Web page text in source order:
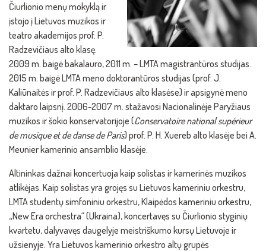
Čiurlionio menų mokyklą ir
įstojo į Lietuvos muzikos ir
teatro akademijos prof. P.
Radzevičiaus alto klasę.
2009 m. baigė bakalauro, 2011 m. – LMTA magistrantūros studijas.
2015 m. baigė LMTA meno doktorantūros studijas (prof. J.
Kaliūnaitės ir prof. P. Radzevičiaus alto klasėse) ir apsigynė meno
daktaro laipsnį. 2006-2007 m. stažavosi Nacionalinėje Paryžiaus
muzikos ir šokio konservatorijoje (Conservatoire national supérieur
de musique et de danse de Paris) prof. P. H. Xuereb alto klasėje bei A.
Meunier kamerinio ansamblio klasėje.
Altininkas dažnai koncertuoja kaip solistas ir kamerinės muzikos
atlikėjas. Kaip solistas yra grojęs su Lietuvos kameriniu orkestru,
LMTA studentų simfoniniu orkestru, Klaipėdos kameriniu orkestru,
„New Era orchestra“ (Ukraina), koncertavęs su Čiurlionio styginių
kvartetu, dalyvavęs daugelyje meistriškumo kursų Lietuvoje ir
užsienyje. Yra Lietuvos kamerinio orkestro altų grupės